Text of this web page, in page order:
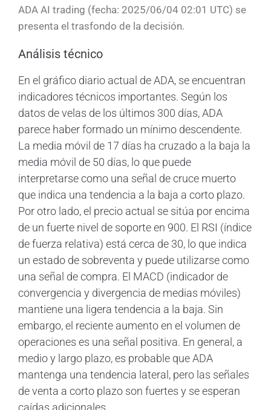
ADA AI trading (fecha: 2025/06/04 02:01 UTC) se
presenta el trasfondo de la decisión.
Análisis técnico
En el gráfico diario actual de ADA, se encuentran
indicadores técnicos importantes. Según los
datos de velas de los últimos 300 días, ADA
parece haber formado un mínimo descendente.
La media móvil de 17 días ha cruzado a la baja la
media móvil de 50 días, lo que puede
interpretarse como una señal de cruce muerto
que indica una tendencia a la baja a corto plazo.
Por otro lado, el precio actual se sitúa por encima
de un fuerte nivel de soporte en 900. El RSI (índice
de fuerza relativa) está cerca de 30, lo que indica
un estado de sobreventa y puede utilizarse como
una señal de compra. El MACD (indicador de
convergencia y divergencia de medias móviles)
mantiene una ligera tendencia a la baja. Sin
embargo, el reciente aumento en el volumen de
operaciones es una señal positiva. En general, a
medio y largo plazo, es probable que ADA
mantenga una tendencia lateral, pero las señales
de venta a corto plazo son fuertes y se esperan
caídas adicionales.